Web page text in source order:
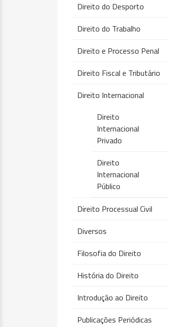
Direito do Desporto
Direito do Trabalho
Direito e Processo Penal
Direito Fiscal e Tributário
Direito Internacional
Direito
Internacional
Privado
Direito
Internacional
Público
Direito Processual Civil
Diversos
Filosofia do Direito
História do Direito
Introdução ao Direito
Publicações Periódicas